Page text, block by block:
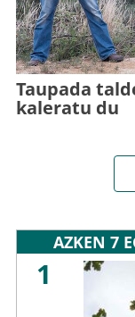
Taupada
kaleratu du
AZKEN 7
1